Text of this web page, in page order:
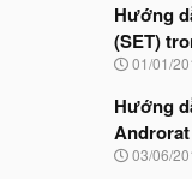
y
b
ắ
t
ầ
u
Hướng
(SET)
N
à
y
b
ắ
01/01/
Hướng
N
03/06/